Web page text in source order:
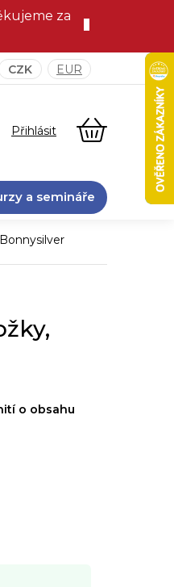
za
CZK EUR
NÁKUPNÍ
KOŠÍK
a semináře
Bonnysilver
o obsahu